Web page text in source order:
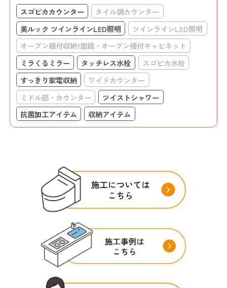
スゴピカカウンター
タイル調カウンター
美ルック ツインラインLED照明
ツインラインLED照明
オープン棚付収納1面鏡・オープン棚付キャビネット
ミラくるミラー
タッチレス水栓
スゴピカ水栓
すっきり家電収納
ワイドカウンター
ミドル部・カウンター
ツイストシャワー
抗菌加工アイテム
収納アイテム